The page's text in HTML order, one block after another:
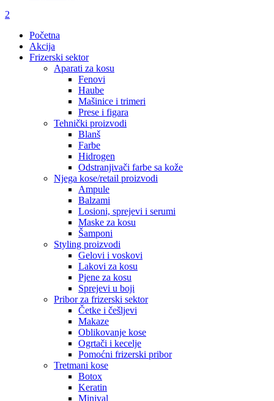
Početna
Akcija
Frizerski sektor
Aparati za kosu
Fenovi
Haube
Mašinice i trimeri
Prese i figara
Tehnički proizvodi
Blanš
Farbe
Hidrogen
Odstranjivači farbe sa kože
Njega kose/retail proizvodi
Ampule
Balzami
Losioni, sprejevi i serumi
Maske za kosu
Šamponi
Styling proizvodi
Gelovi i voskovi
Lakovi za kosu
Pjene za kosu
Sprejevi u boji
Pribor za frizerski sektor
Četke i češljevi
Makaze
Oblikovanje kose
Ogrtači i kecelje
Pomoćni frizerski pribor
Tretmani kose
Botox
Keratin
Minival